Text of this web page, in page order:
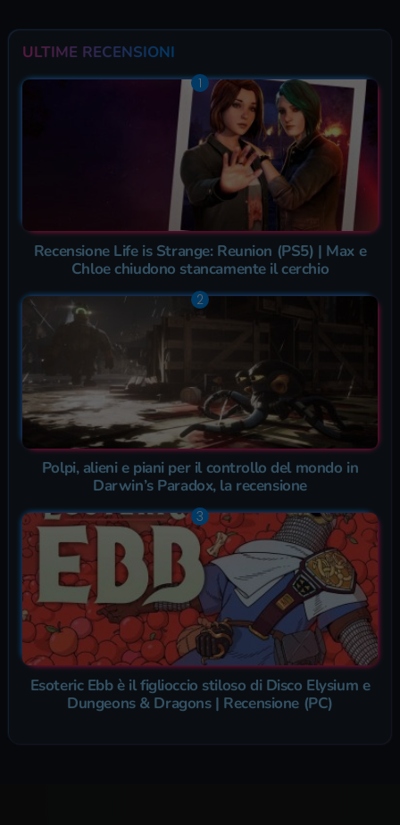
ULTIME RECENSIONI
Recensione Life is Strange: Reunion (PS5) | Max e
Chloe chiudono stancamente il cerchio
Polpi, alieni e piani per il controllo del mondo in
Darwin’s Paradox, la recensione
Esoteric Ebb è il figlioccio stiloso di Disco Elysium e
Dungeons & Dragons | Recensione (PC)